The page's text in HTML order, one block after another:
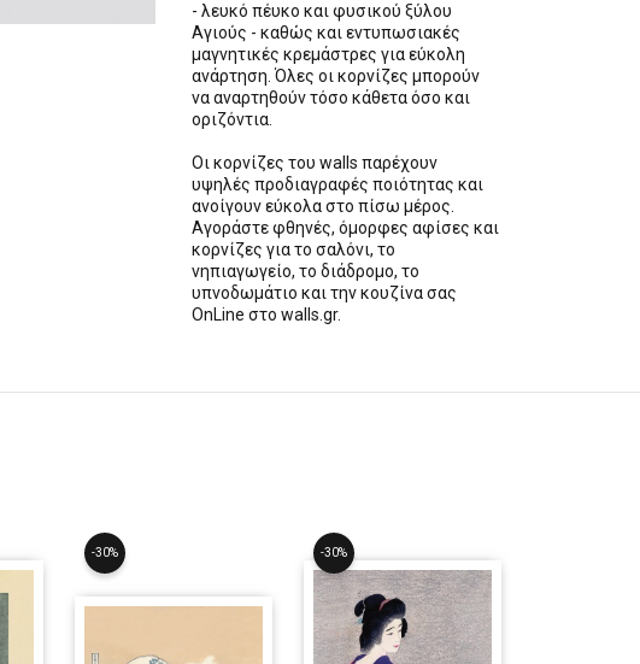
- λευκό πέυκο και φυσικού ξύλου
Αγιούς - καθώς και εντυπωσιακές
μαγνητικές κρεμάστρες για εύκολη
ανάρτηση. Όλες οι κορνίζες μπορούν
να αναρτηθούν τόσο κάθετα όσο και
οριζόντια.
Οι κορνίζες του walls παρέχουν
υψηλές προδιαγραφές ποιότητας και
ανοίγουν εύκολα στο πίσω μέρος.
Αγοράστε φθηνές, όμορφες αφίσες και
κορνίζες για το σαλόνι, το
νηπιαγωγείο, το διάδρομο, το
υπνοδωμάτιο και την κουζίνα σας
OnLine στο walls.gr.
-30% -30%